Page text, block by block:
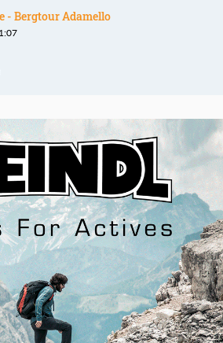
- Bergtour Adamello